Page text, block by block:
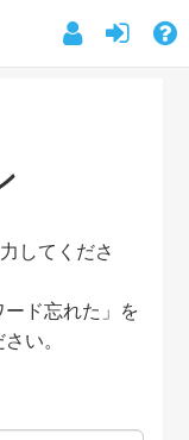
してくださ
ド忘れた」を
い。